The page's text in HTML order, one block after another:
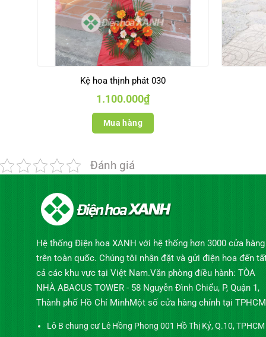
Kệ hoa thịnh phát 030
1.100.000₫
Mua hàng
Đánh giá
Hệ thống Điện hoa XANH với hệ thống hơn 3000 cửa hàng
trên toàn quốc. Chúng tôi nhận đặt và gửi điện hoa đến
cả các khu vực tại Việt Nam.Văn phòng điều hành: TÒA
NHÀ ABACUS TOWER - 58 Nguyễn Đình Chiểu, P, Quận 1,
Thành phố Hồ Chí MinhMột số cửa hàng chính tại
Lô B chung cư Lê Hồng Phong 001 Hồ Thị Kỷ, Q.10, TPHCM